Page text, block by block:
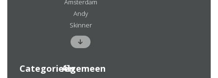
Amsterdam
Andy
Skinner
CategorieënAlgemeen